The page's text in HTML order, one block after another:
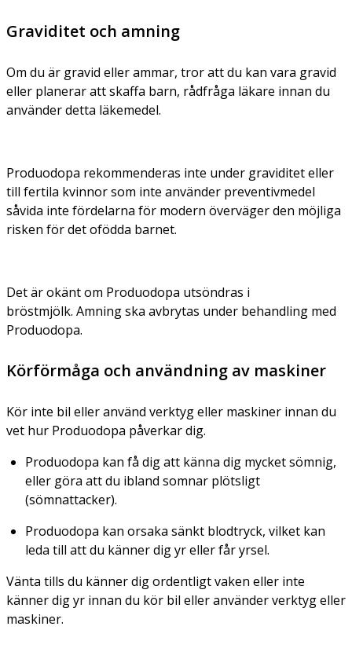
Graviditet och amning
Om du är gravid eller ammar, tror att du kan vara gravid
eller planerar att skaffa barn, rådfråga läkare innan du
använder detta läkemedel.
Produodopa rekommenderas inte under graviditet eller
till fertila kvinnor som inte använder preventivmedel
såvida inte fördelarna för modern överväger den möjliga
risken för det ofödda barnet.
Det är okänt om Produodopa utsöndras i
bröstmjölk. Amning ska avbrytas under behandling med
Produodopa.
Körförmåga och användning av maskiner
Kör inte bil eller använd verktyg eller maskiner innan du
vet hur Produodopa påverkar dig.
Produodopa kan få dig att känna dig mycket sömnig,
eller göra att du ibland somnar plötsligt
(sömnattacker).
Produodopa kan orsaka sänkt blodtryck, vilket kan
leda till att du känner dig yr eller får yrsel.
Vänta tills du känner dig ordentligt vaken eller inte
känner dig yr innan du kör bil eller använder verktyg eller
maskiner.